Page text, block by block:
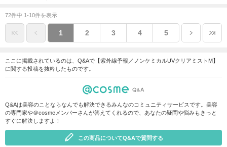
72件中 1-10件を表示
1 2 3 4 5
ここに掲載されているのは、Q&Aで【紫外線予報／ノンケミカルUVクリアミストM】
に関する投稿を抜粋したものです。
Q&Aは美容のことならなんでも解決できるみんなのコミュニティサービスです。美容
の専門家や＠cosmeメンバーさんが答えてくれるので、あなたの疑問や悩みもきっと
すぐに解決しますよ！
この商品についてQ&Aで質問する